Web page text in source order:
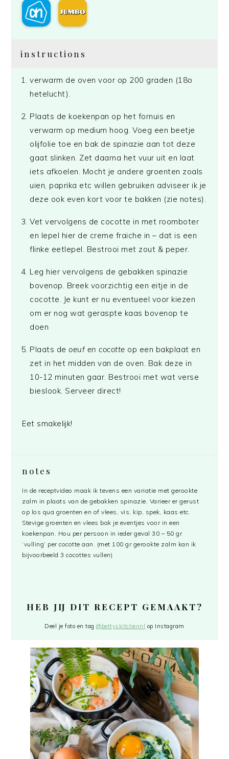
instructions
verwarm de oven voor op 200 graden (18o
hetelucht).
Plaats de koekenpan op het fornuis en
verwarm op medium hoog. Voeg een beetje
olijfolie toe en bak de spinazie aan tot deze
gaat slinken. Zet daarna het vuur uit en laat
iets afkoelen. Mocht je andere groenten zoals
uien, paprika etc willen gebruiken adviseer ik je
deze ook even kort voor te bakken (zie notes).
Vet vervolgens de cocotte in met roomboter
en lepel hier de creme fraiche in – dat is een
flinke eetlepel. Bestrooi met zout & peper.
Leg hier vervolgens de gebakken spinazie
bovenop. Breek voorzichtig een eitje in de
cocotte. Je kunt er nu eventueel voor kiezen
om er nog wat geraspte kaas bovenop te
doen
Plaats deoeuf en cocotte op een bakplaat en
zet in het midden van de oven. Bak deze in
10-12 minuten gaar. Bestrooi met wat verse
bieslook. Serveer direct!
Eet smakelijk!
notes
In de receptvideo maak ik tevens een variatie met gerookte
zalm in plaats van de gebakken spinazie. Varieer er gerust
op los qua groenten en of vlees, vis, kip, spek, kaas etc.
Stevige groenten en vlees bak je eventjes voor in een
koekenpan. Hou per persoon in ieder geval 30 – 50 gr
‘vulling’ per cocotte aan. (met 100 gr gerookte zalm kan ik
bijvoorbeeld 3 cocottes vullen)
HEB JIJ DIT RECEPT GEMAAKT?
Deel je foto en tag@bettyskitchennl op Instagram